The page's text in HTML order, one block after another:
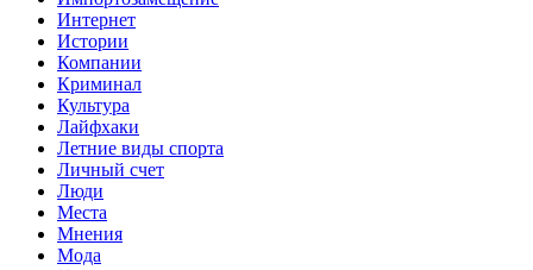
Интернет
Истории
Компании
Криминал
Культура
Лайфхаки
Летние виды спорта
Личный счет
Люди
Места
Мнения
Мода